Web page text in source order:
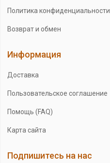
Политика конфиденциальности
Возврат и обмен
Информация
Доставка
Пользовательское соглашение
Помощь (FAQ)
Карта сайта
Подпишитесь на нас